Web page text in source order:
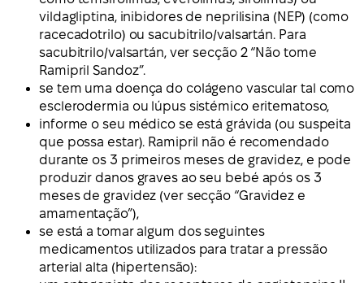
vildagliptina, inibidores de neprilisina (NEP) (como
racecadotrilo) ou sacubitrilo/valsartán. Para
sacubitrilo/valsartán, ver secção 2 “Não tome
Ramipril Sandoz”.
se tem uma doença do colágeno vascular tal como
esclerodermia ou lúpus sistémico eritematoso,
informe o seu médico se está grávida (ou suspeita
que possa estar). Ramipril não é recomendado
durante os 3 primeiros meses de gravidez, e pode
produzir danos graves ao seu bebé após os 3
meses de gravidez (ver secção “Gravidez e
amamentação”),
se está a tomar algum dos seguintes
medicamentos utilizados para tratar a pressão
arterial alta (hipertensão):